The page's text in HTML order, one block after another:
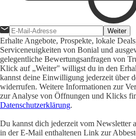
Weiter
Erhalte Angebote, Prospekte, lokale
Serviceneuigkeiten von Bonial und
gelegentliche Bewertungsanfragen von
Klick auf „Weiter" willigst du in den
kannst deine Einwilligung jederzeit über
widerrufen. Weitere Informationen zur
zur Analyse von Öffnungen und Klicks
Datenschutzerklärung.
Du kannst dich jederzeit vom Newsletter
in der E-Mail enthaltenen Link zur